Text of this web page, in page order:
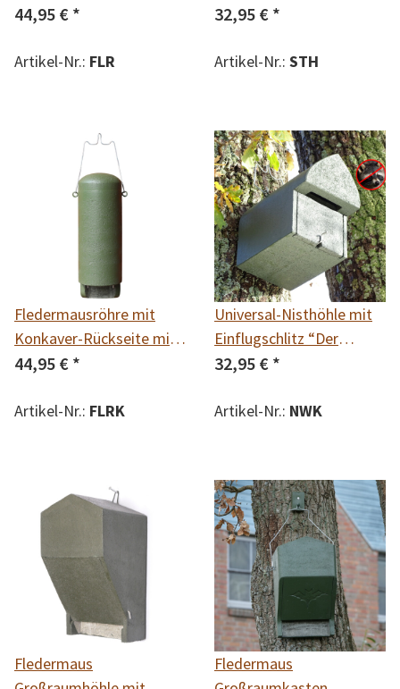
Einflugschlitzen erhältlich
Kleinfledermäuse 14 mm
44,95 € *
Artikel-Nr.: FLR
Gartenrotschwänze &
32,95 € *
Artikel-Nr.: STH
Fledermausröhre mit
Konkaver-Rückseite mit
verschieden
in 2 Varianten:
44,95 € *
Artikel-Nr.: FLRK
Universal-Nisthöhle mit
Einflugschlitz “Der
Neschwitzer“
32,95 € *
Artikel-Nr.: NWK
Fledermaus
Fledermaus